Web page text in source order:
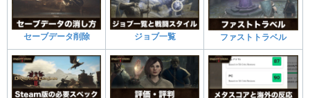
セーブデータ削除 ジョブ一覧 ファストトラベル